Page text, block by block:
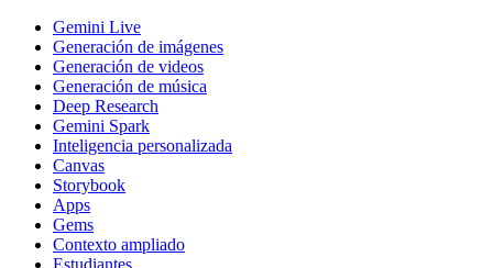
Gemini Live
Generación de imágenes
Generación de videos
Generación de música
Deep Research
Gemini Spark
Inteligencia personalizada
Canvas
Storybook
Apps
Gems
Contexto ampliado
Estudiantes